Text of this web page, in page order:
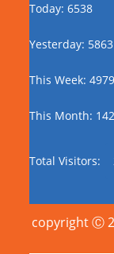
Today: 6538
Yesterday: 5863
This Week:
This Month:
Total Visitors:
copyright Ⓒ